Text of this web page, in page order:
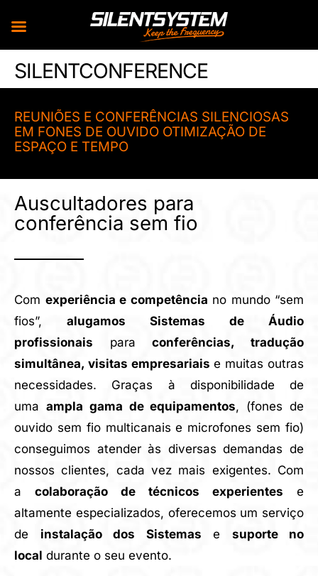
SkipSILENTCONFERENCE
REUNIÕES E CONFERÊNCIAS SILENCIOSAS
EM FONES DE OUVIDO OTIMIZAÇÃO DE
ESPAÇO E TEMPO
Auscultadores para
conferência sem fio
Com experiência e competência no mundo “sem
fios”, alugamos Sistemas de Áudio
profissionais paraconferências, tradução
simultânea, visitas empresariais e muitas outras
necessidades. Graças à disponibilidade de
uma ampla gama de equipamentos, (fones de
ouvido sem fio multicanais e microfones sem fio)
conseguimos atender às diversas demandas de
nossos clientes, cada vez mais exigentes. Com
a colaboração de técnicos experientes e
altamente especializados, oferecemos um serviço
de instalação dos Sistemas e suporte no
local durante o seu evento.